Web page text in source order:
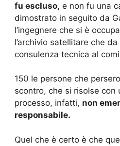
fu escluso, e non fu una
dimostrato in seguito da
l’ingegnere che si è
l’archivio satellitare che
consulenza tecnica al
150 le persone che
scontro, che si risolse
processo, infatti, non
responsabile.
Quel che è certo è che